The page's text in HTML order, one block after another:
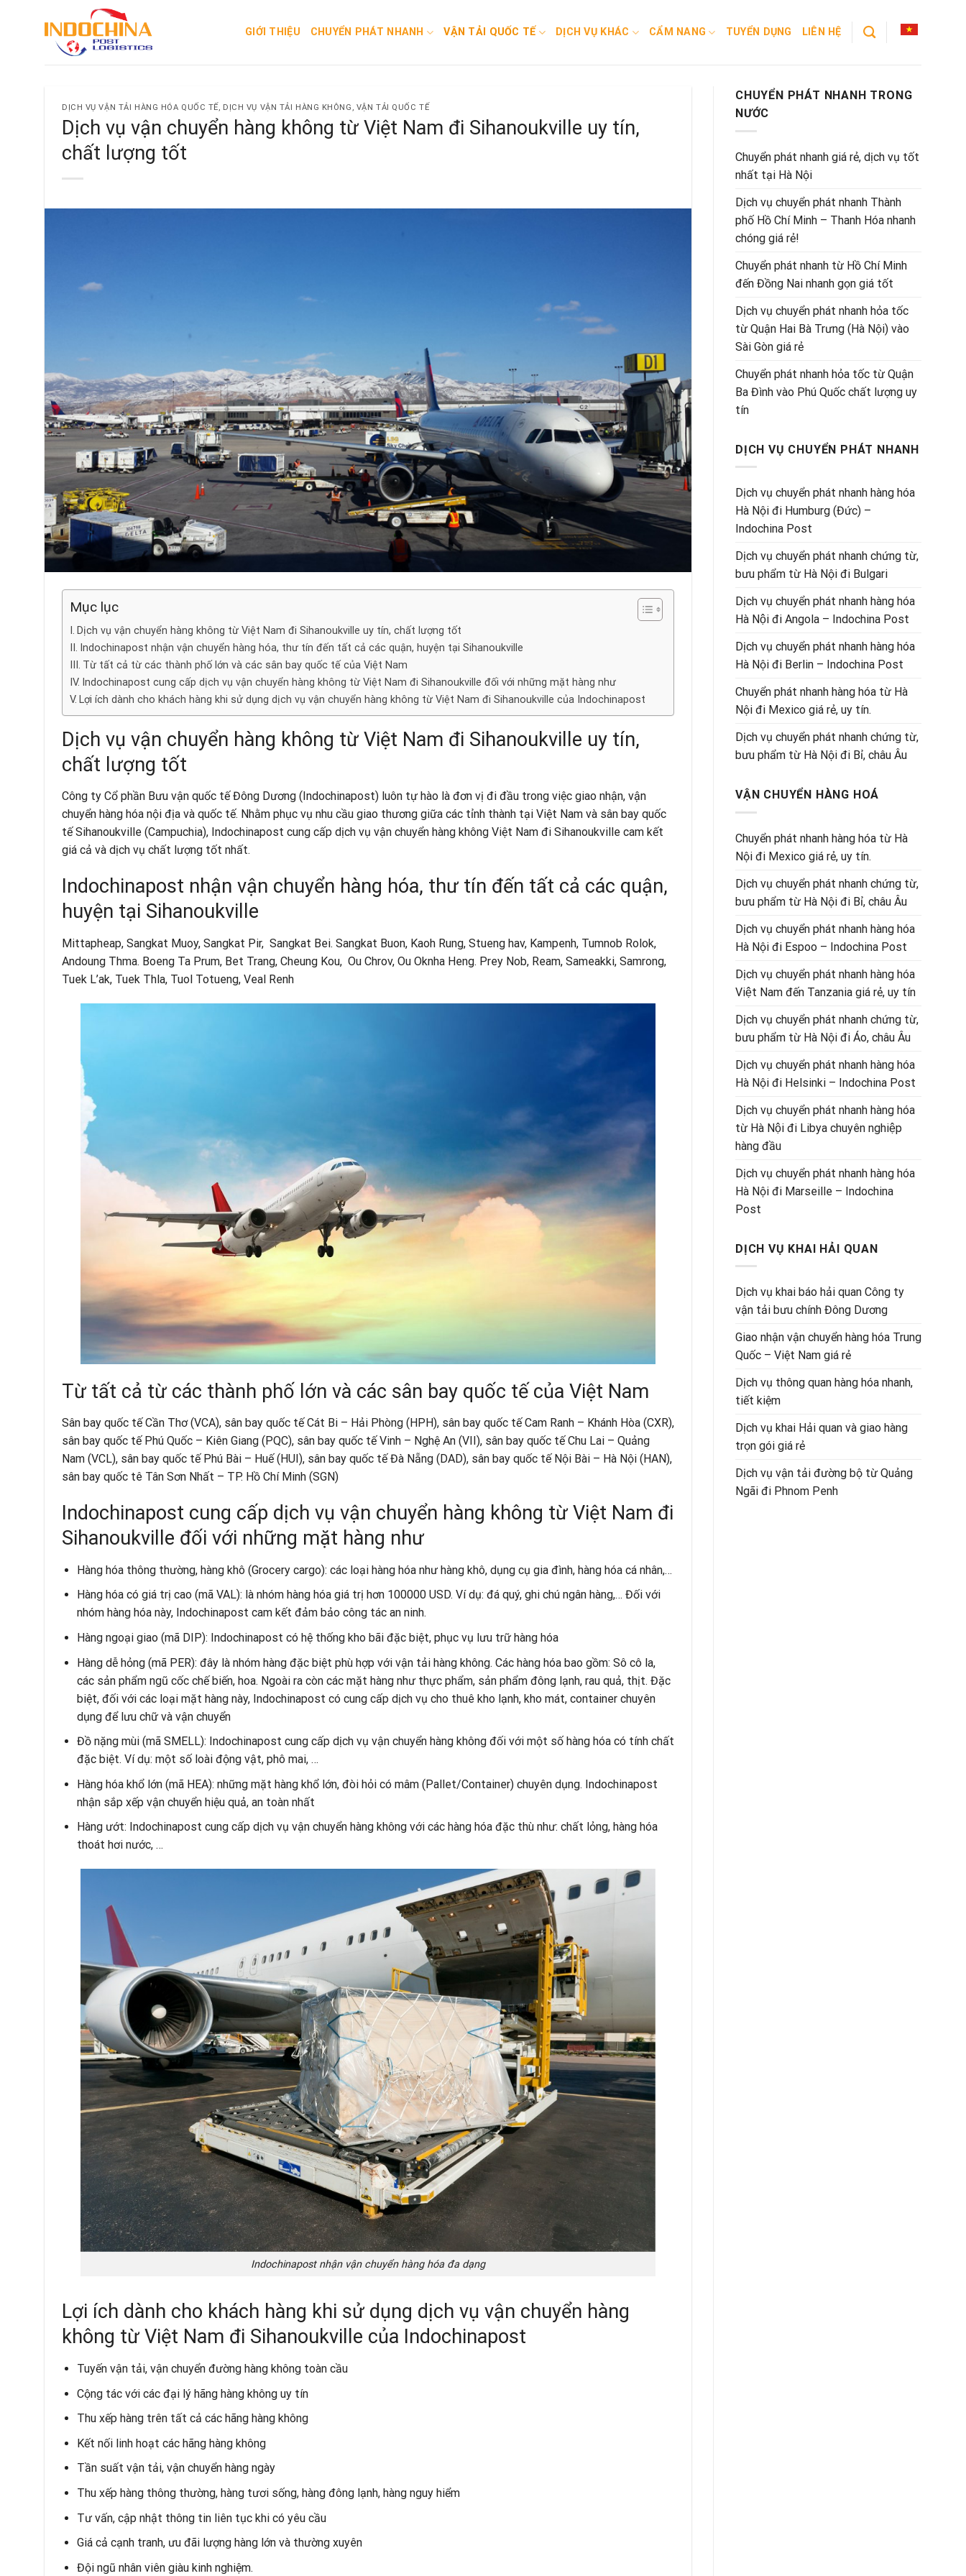
GIỚI THIỆU CHUYỂN PHÁT NHANH VẬN TẢI QUỐC TẾ DỊCH VỤ KHÁC CẨM NANG TUYỂN DỤNG LIÊN HỆ
DỊCH VỤ VẬN TẢI HÀNG HÓA QUỐC TẾ, DỊCH VỤ VẬN TẢI HÀNG KHÔNG , VẬN TẢI QUỐC TẾ
Dịch vụ vận chuyển hàng không từ Việt Nam đi Sihanoukville uy tín,
chất lượng tốt
Mục lục
Dịch vụ vận chuyển hàng không từ Việt Nam đi Sihanoukville uy tín, chất lượng tốt
Indochinapost nhận vận chuyển hàng hóa, thư tín đến tất cả các quận, huyện tại Sihanoukville
Từ tất cả từ các thành phố lớn và các sân bay quốc tế của Việt Nam
Indochinapost cung cấp dịch vụ vận chuyển hàng không từ Việt Nam đi Sihanoukville đối với những mặt hàng như
Lợi ích dành cho khách hàng khi sử dụng dịch vụ vận chuyển hàng không từ Việt Nam đi Sihanoukville của Indochinapost
Dịch vụ vận chuyển hàng không từ Việt Nam đi Sihanoukville uy tín,
chất lượng tốt
Công ty Cổ phần Bưu vận quốc tế Đông Dương (Indochinapost) luôn tự hào là đơn vị đi đầu trong việc giao nhận, vận
chuyển hàng hóa nội địa và quốc tế. Nhằm phục vụ nhu cầu giao thương giữa các tỉnh thành tại Việt Nam và sân bay quốc
tế Sihanoukville (Campuchia), Indochinapost cung cấp dịch vụ vận chuyển hàng không Việt Nam đi Sihanoukville cam kết
giá cả và dịch vụ chất lượng tốt nhất.
Indochinapost nhận vận chuyển hàng hóa, thư tín đến tất cả các quận,
huyện tại Sihanoukville
Mittapheap, Sangkat Muoy, Sangkat Pir, Sangkat Bei. Sangkat Buon, Kaoh Rung, Stueng hav, Kampenh, Tumnob Rolok,
Andoung Thma. Boeng Ta Prum, Bet Trang, Cheung Kou, Ou Chrov, Ou Oknha Heng. Prey Nob, Ream, Sameakki, Samrong,
Tuek L’ak, Tuek Thla, Tuol Totueng, Veal Renh
Từ tất cả từ các thành phố lớn và các sân bay quốc tế của Việt Nam
Sân bay quốc tế Cần Thơ (VCA), sân bay quốc tế Cát Bi – Hải Phòng (HPH), sân bay quốc tế Cam Ranh – Khánh Hòa (CXR),
sân bay quốc tế Phú Quốc – Kiên Giang (PQC), sân bay quốc tế Vinh – Nghệ An (VII), sân bay quốc tế Chu Lai – Quảng
Nam (VCL), sân bay quốc tế Phú Bài – Huế (HUI), sân bay quốc tế Đà Nẵng (DAD), sân bay quốc tế Nội Bài – Hà Nội (HAN),
sân bay quốc tê Tân Sơn Nhất – TP. Hồ Chí Minh (SGN)
Indochinapost cung cấp dịch vụ vận chuyển hàng không từ Việt Nam đi
Sihanoukville đối với những mặt hàng như
Hàng hóa thông thường, hàng khô (Grocery cargo): các loại hàng hóa như hàng khô, dụng cụ gia đình, hàng hóa cá nhân,…
Hàng hóa có giá trị cao (mã VAL): là nhóm hàng hóa giá trị hơn 100000 USD. Ví dụ: đá quý, ghi chú ngân hàng,… Đối với
nhóm hàng hóa này, Indochinapost cam kết đảm bảo công tác an ninh.
Hàng ngoại giao (mã DIP): Indochinapost có hệ thống kho bãi đặc biệt, phục vụ lưu trữ hàng hóa
Hàng dễ hỏng (mã PER): đây là nhóm hàng đặc biệt phù hợp với vận tải hàng không. Các hàng hóa bao gồm: Sô cô la,
các sản phẩm ngũ cốc chế biến, hoa. Ngoài ra còn các mặt hàng như thực phẩm, sản phẩm đông lạnh, rau quả, thịt. Đặc
biệt, đối với các loại mặt hàng này, Indochinapost có cung cấp dịch vụ cho thuê kho lạnh, kho mát, container chuyên
dụng để lưu chữ và vận chuyển
Đồ nặng mùi (mã SMELL): Indochinapost cung cấp dịch vụ vận chuyển hàng không đối với một số hàng hóa có tính chất
đặc biệt. Ví dụ: một số loài động vật, phô mai, …
Hàng hóa khổ lớn (mã HEA): những mặt hàng khổ lớn, đòi hỏi có mâm (Pallet/Container) chuyên dụng. Indochinapost
nhận sắp xếp vận chuyển hiệu quả, an toàn nhất
Hàng ướt: Indochinapost cung cấp dịch vụ vận chuyển hàng không với các hàng hóa đặc thù như: chất lỏng, hàng hóa
thoát hơi nước, …
Indochinapost nhận vận chuyển hàng hóa đa dạng
Lợi ích dành cho khách hàng khi sử dụng dịch vụ vận chuyển hàng
không từ Việt Nam đi Sihanoukville của Indochinapost
Tuyến vận tải, vận chuyển đường hàng không toàn cầu
Cộng tác với các đại lý hãng hàng không uy tín
Thu xếp hàng trên tất cả các hãng hàng không
Kết nối linh hoạt các hãng hàng không
Tần suất vận tải, vận chuyển hàng ngày
Thu xếp hàng thông thường, hàng tươi sống, hàng đông lạnh, hàng nguy hiểm
Tư vấn, cập nhật thông tin liên tục khi có yêu cầu
Giá cả cạnh tranh, ưu đãi lượng hàng lớn và thường xuyên
Đội ngũ nhân viên giàu kinh nghiệm.
CHUYỂN PHÁT NHANH TRONG
NƯỚC
Chuyển phát nhanh giá rẻ, dịch vụ tốt
nhất tại Hà Nội
Dịch vụ chuyển phát nhanh Thành
phố Hồ Chí Minh – Thanh Hóa nhanh
chóng giá rẻ!
Chuyển phát nhanh từ Hồ Chí Minh
đến Đồng Nai nhanh gọn giá tốt
Dịch vụ chuyển phát nhanh hỏa tốc
từ Quận Hai Bà Trưng (Hà Nội) vào
Sài Gòn giá rẻ
Chuyển phát nhanh hỏa tốc từ Quận
Ba Đình vào Phú Quốc chất lượng uy
tín
DỊCH VỤ CHUYỂN PHÁT NHANH
Dịch vụ chuyển phát nhanh hàng hóa
Hà Nội đi Humburg (Đức) –
Indochina Post
Dịch vụ chuyển phát nhanh chứng từ,
bưu phẩm từ Hà Nội đi Bulgari
Dịch vụ chuyển phát nhanh hàng hóa
Hà Nội đi Angola – Indochina Post
Dịch vụ chuyển phát nhanh hàng hóa
Hà Nội đi Berlin – Indochina Post
Chuyển phát nhanh hàng hóa từ Hà
Nội đi Mexico giá rẻ, uy tín.
Dịch vụ chuyển phát nhanh chứng từ,
bưu phẩm từ Hà Nội đi Bỉ, châu Âu
VẬN CHUYỂN HÀNG HOÁ
Chuyển phát nhanh hàng hóa từ Hà
Nội đi Mexico giá rẻ, uy tín.
Dịch vụ chuyển phát nhanh chứng từ,
bưu phẩm từ Hà Nội đi Bỉ, châu Âu
Dịch vụ chuyển phát nhanh hàng hóa
Hà Nội đi Espoo – Indochina Post
Dịch vụ chuyển phát nhanh hàng hóa
Việt Nam đến Tanzania giá rẻ, uy tín
Dịch vụ chuyển phát nhanh chứng từ,
bưu phẩm từ Hà Nội đi Áo, châu Âu
Dịch vụ chuyển phát nhanh hàng hóa
Hà Nội đi Helsinki – Indochina Post
Dịch vụ chuyển phát nhanh hàng hóa
từ Hà Nội đi Libya chuyên nghiệp
hàng đầu
Dịch vụ chuyển phát nhanh hàng hóa
Hà Nội đi Marseille – Indochina
Post
DỊCH VỤ KHAI HẢI QUAN
Dịch vụ khai báo hải quan Công ty
vận tải bưu chính Đông Dương
Giao nhận vận chuyển hàng hóa Trung
Quốc – Việt Nam giá rẻ
Dịch vụ thông quan hàng hóa nhanh,
tiết kiệm
Dịch vụ khai Hải quan và giao hàng
trọn gói giá rẻ
Dịch vụ vận tải đường bộ từ Quảng
Ngãi đi Phnom Penh